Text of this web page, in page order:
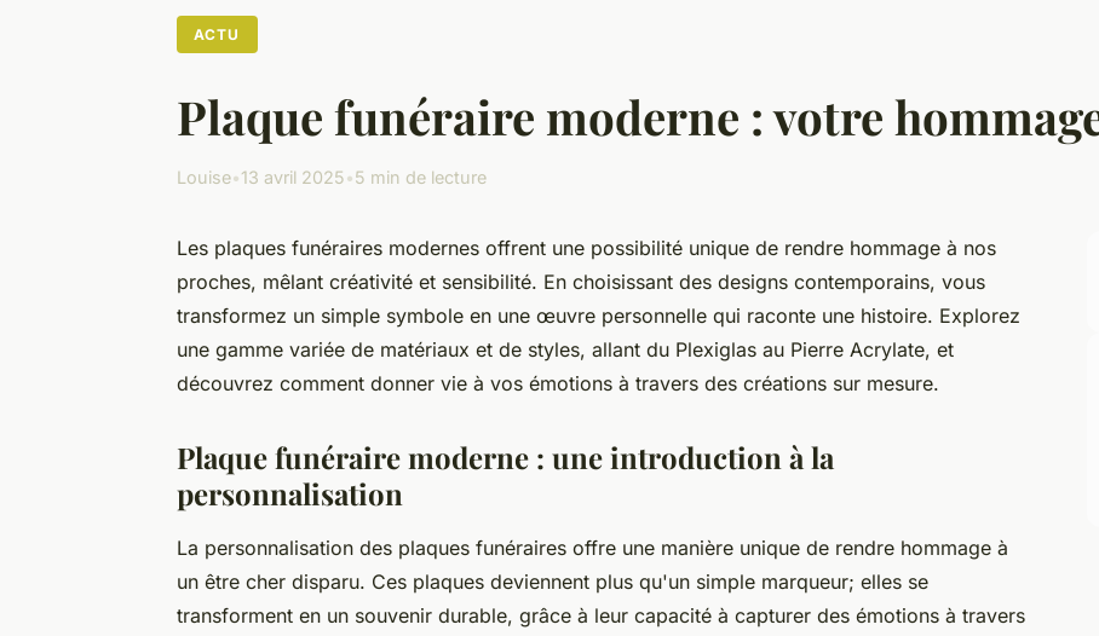
ACTU
Plaque funéraire moderne : votre
Louise•13 avril 2025•5 min de lecture
Les plaques funéraires modernes offrent une possibilité unique de rendre hommage à nos
proches, mêlant créativité et sensibilité. En choisissant des designs contemporains, vous
transformez un simple symbole en une œuvre personnelle qui raconte une histoire. Explorez
une gamme variée de matériaux et de styles, allant du Plexiglas au Pierre Acrylate, et
découvrez comment donner vie à vos émotions à travers des créations sur mesure.
Plaque funéraire moderne : une introduction à la
personnalisation
La personnalisation des plaques funéraires offre une manière unique de rendre hommage à
un être cher disparu. Ces plaques deviennent plus qu'un simple marqueur; elles se
transforment en un souvenir durable, grâce à leur capacité à capturer des émotions à travers